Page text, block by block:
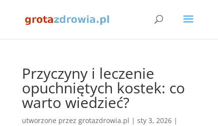
Przyczyny i leczenie
opuchniętych kostek: co
warto wiedzieć?
utworzone przez grotazdrowia.pl | sty 3, 2026|